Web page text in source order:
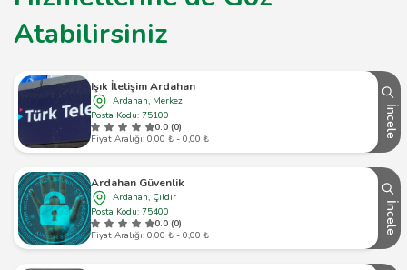
Atabilirsiniz
Işık İletişim Ardahan
Ardahan, Merkez
Posta Kodu: 75100
0.0 (0)
Fiyat Aralığı: 0,00 ₺ - 0,00 ₺
İncele
Ardahan Güvenlik
Ardahan, Çıldır
Posta Kodu: 75400
0.0 (0)
Fiyat Aralığı: 0,00 ₺ - 0,00 ₺
İncele